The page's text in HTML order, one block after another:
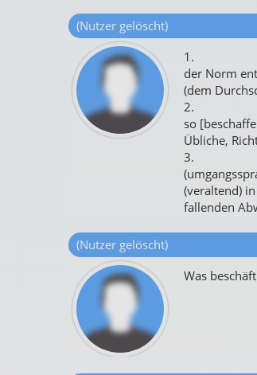
(Nutzer gelöscht)
1.
der Norm
(dem
2.
so
Übliche,
3.
(veraltend)
fallenden
(Nutzer gelöscht)
Was